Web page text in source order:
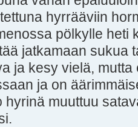
hyrrääviin
pölkylle heti
jatkamaan sukua
ja kesy vielä,
ja on
hyrinä muuttuu